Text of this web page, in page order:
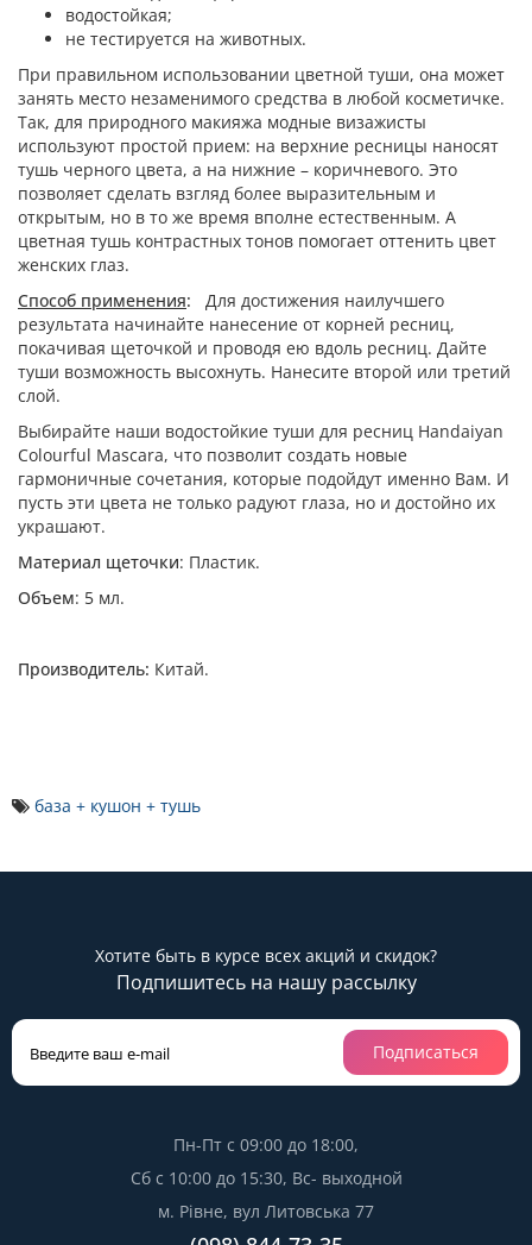
водостойкая;
не тестируется на животных.
При правильном использовании цветной туши, она может
занять место незаменимого средства в любой косметичке.
Так, для природного макияжа модные визажисты
используют простой прием: на верхние ресницы наносят
тушь черного цвета, а на нижние – коричневого. Это
позволяет сделать взгляд более выразительным и
открытым, но в то же время вполне естественным. А
цветная тушь контрастных тонов помогает оттенить цвет
женских глаз.
Способ применения: Для достижения наилучшего
результата начинайте нанесение от корней ресниц,
покачивая щеточкой и проводя ею вдоль ресниц. Дайте
туши возможность высохнуть. Нанесите второй или третий
слой.
Выбирайте наши водостойкие туши для ресниц Handaiyan
Colourful Mascara, что позволит создать новые
гармоничные сочетания, которые подойдут именно Вам. И
пусть эти цвета не только радуют глаза, но и достойно их
украшают.
Материал щеточки: Пластик.
Объем: 5 мл.
Производитель: Китай.
база + кушон + тушь
Хотите быть в курсе всех акций и скидок?
Подпишитесь на нашу рассылку
Подписаться
Пн-Пт с 09:00 до 18:00,
Сб с 10:00 до 15:30, Вс- выходной
м. Рівне, вул Литовська 77